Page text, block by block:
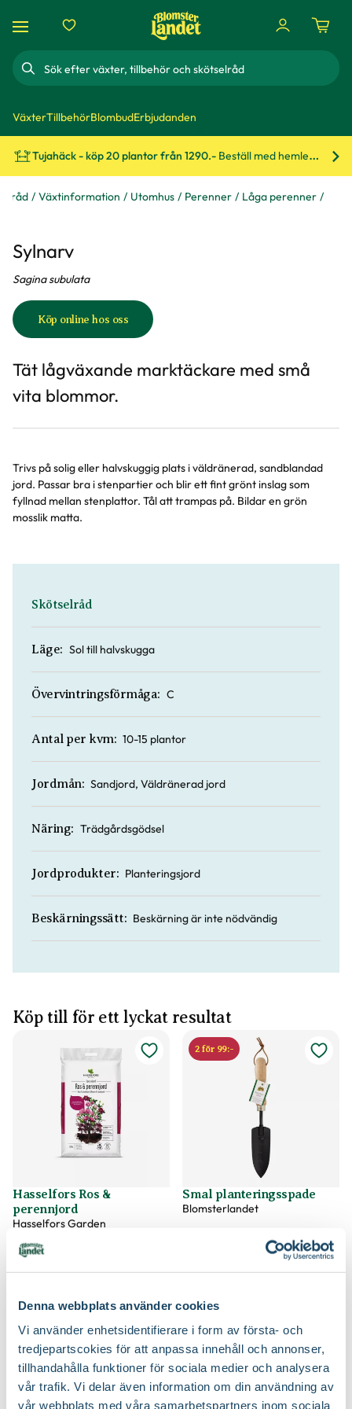
Denna webbplats använder cookies
Vi använder enhetsidentifierare i form av första- och
tredjepartscokies för att anpassa innehåll och annonser,
tillhandahålla funktioner för sociala medier och analysera
vår trafik. Vi delar även information om din användning av
vår webbplats med våra samarbetspartners inom sociala
Sök
VäxterTillbehörBlombudErbjudanden
Tujahäck - köp 20 plantor från 1290.- Beställ med hemleverans!
& råd Växtinformation Utomhus Perenner Låga perenner
Sylnarv
Sagina subulata
Köp online hos oss
Tät lågväxande marktäckare med små
vita blommor.
Trivs på solig eller halvskuggig plats i väldränerad, sandblandad
jord. Passar bra i stenpartier och blir ett fint grönt inslag som
fyllnad mellan stenplattor. Tål att trampas på. Bildar en grön
mosslik matta.
Skötselråd
Läge: Sol till halvskugga
Övervintringsförmåga: C
Antal per kvm: 10-15 plantor
Jordmån: Sandjord, Väldränerad jord
Näring: Trädgårdsgödsel
Jordprodukter: Planteringsjord
Beskärningssätt: Beskärning är inte nödvändig
Köp till för ett lyckat resultat
Hasselfors Ros &
perennjord
Hasselfors Garden
7990
Välj butik
Till Produkten
till Hasselfors Ros & perennjord produktsida
2 för 99:-
Smal planteringsspade
Blomsterlandet
2 för 99:- 3 för 99:-